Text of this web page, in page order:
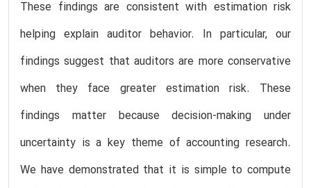
These findings are consistent with estimation risk
helping explain auditor behavior. In particular, our
findings suggest that auditors are more conservative
when they face greater estimation risk. These
findings matter because decision-making under
uncertainty is a key theme of accounting research.
We have demonstrated that it is simple to compute